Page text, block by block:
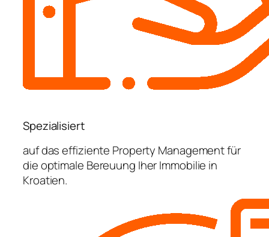
Spezialisiert
auf das effiziente Property Management für
die optimale Bereuung Iher Immobilie in
Kroatien.